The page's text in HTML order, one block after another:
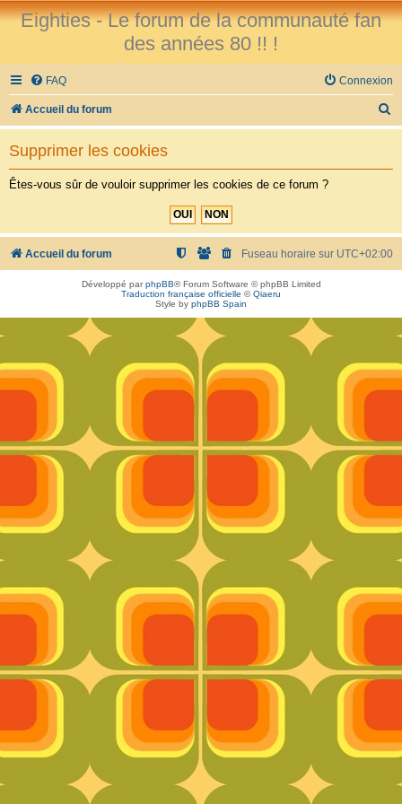
Eighties - Le forum de la communauté fan
des années 80 !! !
FAQ Connexion
Accueil du forum
e
h
r
Supprimer les cookies
Êtes-vous sûr de vouloir supprimer les cookies de ce forum ?
Accueil du forum Fuseau horaire sur UTC+02:00
Développé parphpBB® Forum Software © phpBB Limited
Traduction française officielle ©Qiaeru
Style by phpBB Spain